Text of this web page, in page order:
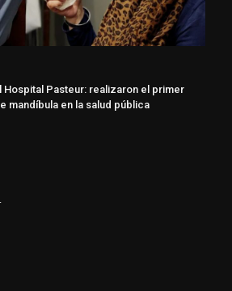
Hospital Pasteur: realizaron el primer
mandíbula en la salud pública